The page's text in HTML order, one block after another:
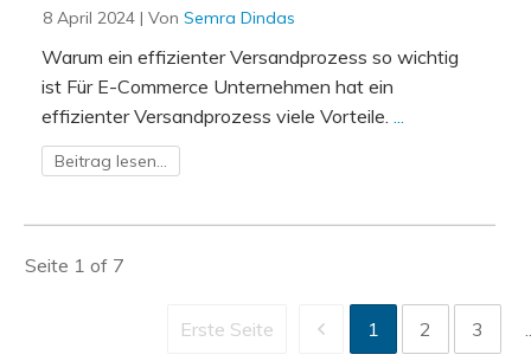
8 April 2024 | Von Semra Dindas
Warum ein effizienter Versandprozess so wichtig
ist Für E-Commerce Unternehmen hat ein
effizienter Versandprozess viele Vorteile. ...
Beitrag lesen...
Seite 1 of 7
Erste Seite 1 2 3